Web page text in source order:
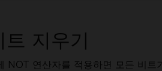
지우기
NOT 연산자를 적용하면 모든 비트